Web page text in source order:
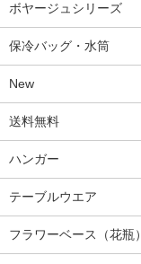
ボヤージュシリーズ
保冷バッグ・水筒
New
送料無料
ハンガー
テーブルウエア
フラワーベース（花瓶）